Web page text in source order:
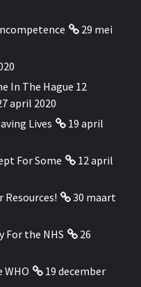
29 mei
In The Hague 12
april 2020
Lives
19 april
For Some
12 april
Resources!
30 maart
For the NHS
26
WHO
19 december